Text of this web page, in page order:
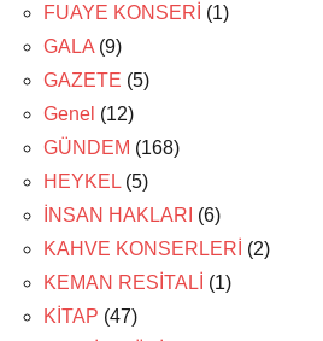
FUAYE KONSERİ (1)
GALA (9)
GAZETE (5)
Genel (12)
GÜNDEM (168)
HEYKEL (5)
İNSAN HAKLARI (6)
KAHVE KONSERLERİ (2)
KEMAN RESİTALİ (1)
KİTAP (47)